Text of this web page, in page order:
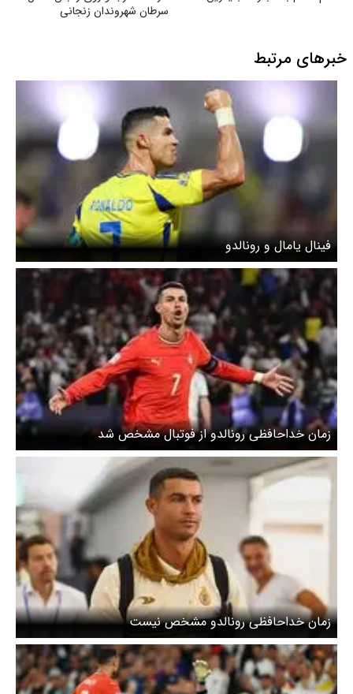
سرطان شهروندان زنجانی
خبرهای مرتبط
فینال یامال و رونالدو
زمان خداحافظی رونالدو از فوتبال مشخص شد
زمان خداحافظی رونالدو‌ مشخص نیست